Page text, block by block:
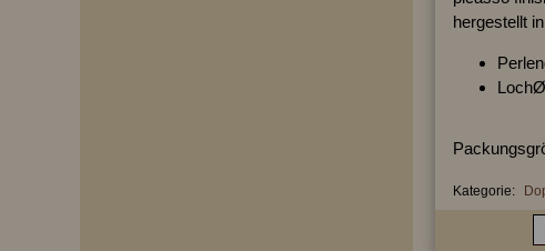
hergestellt
Kategorie: